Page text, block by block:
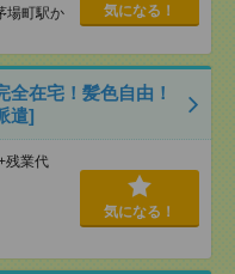
場町駅か
気になる！
全在宅！髪色自由！
遣]
業代
気になる！